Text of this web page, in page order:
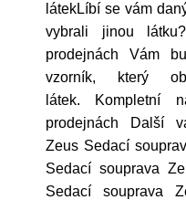
látekLíbí se vám
vybrali jinou
prodejnách Vám
vzorník, který
látek. Kompletní
prodejnách Další
Zeus Sedací
Sedací souprava
Sedací souprava